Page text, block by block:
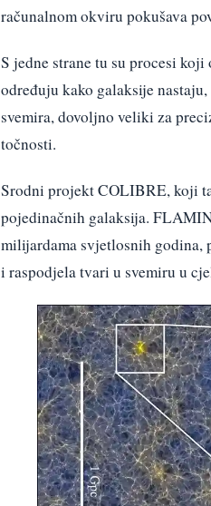
računalnom okviru pokušava
S jedne strane tu su procesi
određuju kako galaksije
svemira, dovoljno veliki za
točnosti.
Srodni projekt COLIBRE, koji
pojedinačnih galaksija.
milijardama svjetlosnih godina,
i raspodjela tvari u svemiru u